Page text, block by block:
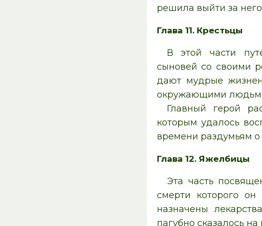
решила выйти за
Глава 11. Крестьцы
В этой части
сыновей со своими
дают мудрые
окружающими
Главный герой
которым удалось
времени раздумьям
Глава 12. Яжелбицы
Эта часть
смерти которого
назначены
пагубно сказалось